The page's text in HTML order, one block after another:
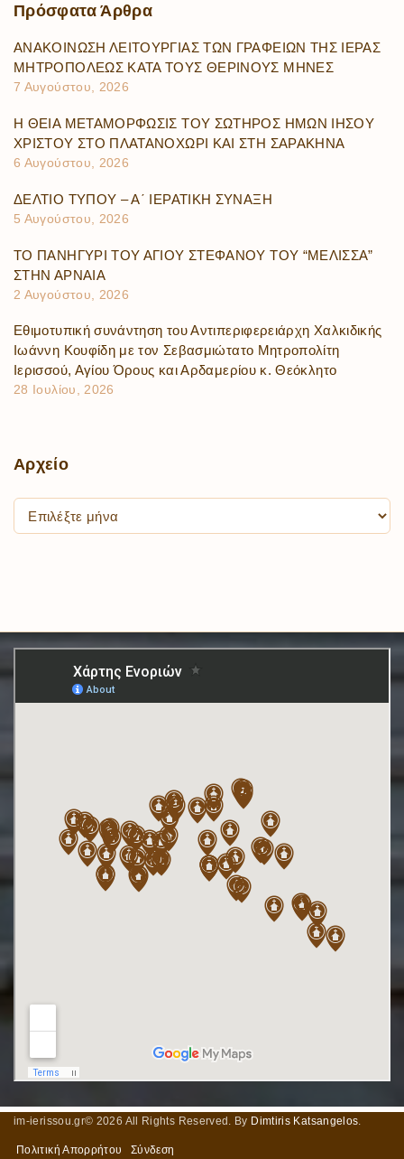
Πρόσφατα Άρθρα
ΑΝΑΚΟΙΝΩΣΗ ΛΕΙΤΟΥΡΓΙΑΣ ΤΩΝ ΓΡΑΦΕΙΩΝ ΤΗΣ ΙΕΡΑΣ
ΜΗΤΡΟΠΟΛΕΩΣ ΚΑΤΑ ΤΟΥΣ ΘΕΡΙΝΟΥΣ ΜΗΝΕΣ
7 Αυγούστου, 2026
Η ΘΕΙΑ ΜΕΤΑΜΟΡΦΩΣΙΣ ΤΟΥ ΣΩΤΗΡΟΣ ΗΜΩΝ ΙΗΣΟΥ
ΧΡΙΣΤΟΥ ΣΤΟ ΠΛΑΤΑΝΟΧΩΡΙ ΚΑΙ ΣΤΗ ΣΑΡΑΚΗΝΑ
6 Αυγούστου, 2026
ΔΕΛΤΙΟ ΤΥΠΟΥ – Α΄ ΙΕΡΑΤΙΚΗ ΣΥΝΑΞΗ
5 Αυγούστου, 2026
ΤΟ ΠΑΝΗΓΥΡΙ ΤΟΥ ΑΓΙΟΥ ΣΤΕΦΑΝΟΥ ΤΟΥ “ΜΕΛΙΣΣΑ”
ΣΤΗΝ ΑΡΝΑΙΑ
2 Αυγούστου, 2026
Εθιμοτυπική συνάντηση του Αντιπεριφερειάρχη Χαλκιδικής
Ιωάννη Κουφίδη με τον Σεβασμιώτατο Μητροπολίτη
Ιερισσού, Αγίου Όρους και Αρδαμερίου κ. Θεόκλητο
28 Ιουλίου, 2026
Αρχείο
im-ierissou.gr© 2026 All Rights Reserved. By Dimtiris Katsangelos.
Πολιτική Απορρήτου Σύνδεση